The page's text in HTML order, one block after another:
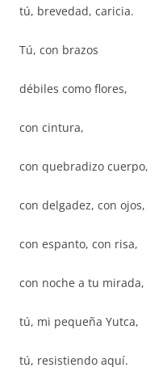
tú, brevedad, caricia.
Tú, con brazos
débiles como flores,
con cintura,
con quebradizo cuerpo,
con delgadez, con ojos,
con espanto, con risa,
con noche a tu mirada,
tú, mi pequeña Yutca,
tú, resistiendo aquí.